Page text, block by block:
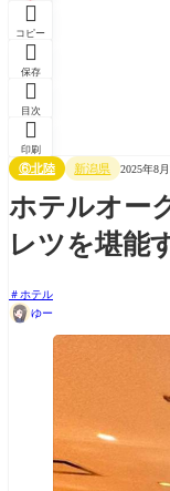

コピー

保存

目次

印刷
⑥北陸 新潟県 2025年8
ホテルオー
レツを堪能
ホテル
ゆー